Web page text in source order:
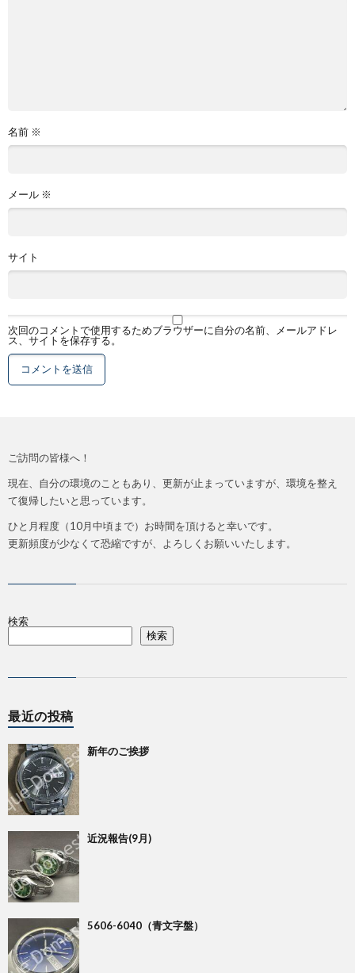
名前 ※
メール ※
サイト
次回のコメントで使用するためブラウザーに自分の名前、メールアドレ
ス、サイトを保存する。
ご訪問の皆様へ！
現在、自分の環境のこともあり、更新が止まっていますが、環境を整え
て復帰したいと思っています。
ひと月程度（10月中頃まで）お時間を頂けると幸いです。
更新頻度が少なくて恐縮ですが、よろしくお願いいたします。
検索
検索
最近の投稿
新年のご挨拶
近況報告(9月)
5606-6040（青文字盤）